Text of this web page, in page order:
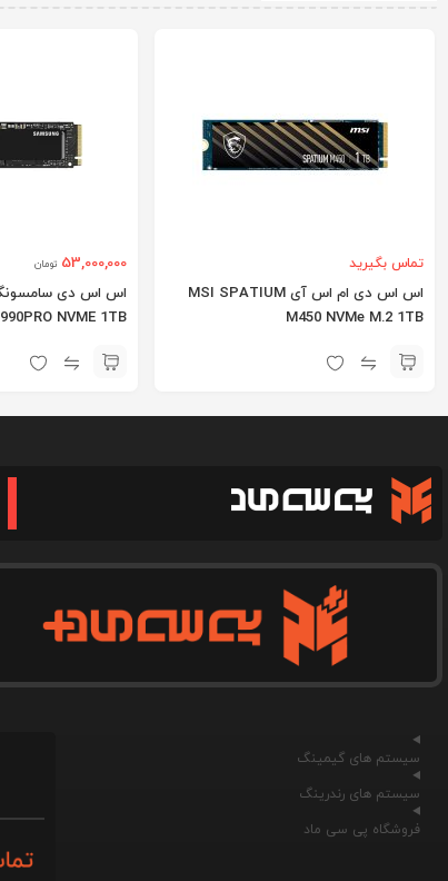
تماس بگیرید
اس اس دی ام اس آی MSI SPATIUM
M450 NVMe M.2 1TB
53,000,000 تومان
990PRO NVME 1TB
سیستم های گیمینگ
سیستم های رندرینگ
فروشگاه پی سی ماد